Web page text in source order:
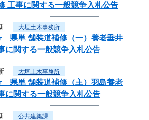
工事に関する一般競争入札公告
大垣土木事務所
県単 舗装道補修（一）養老垂井
関する一般競争入札公告
大垣土木事務所
県単 舗装道補修（主）羽島養老
関する一般競争入札公告
公共建築課